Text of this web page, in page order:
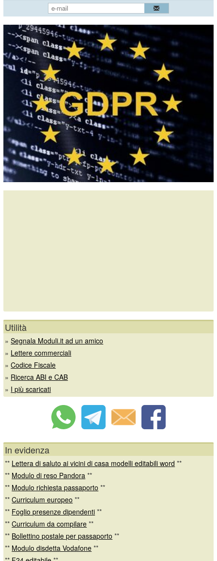
Utilità
»Segnala Moduli.it ad un amico
» Lettere commerciali
»Codice Fiscale
» Ricerca ABI e CAB
» I più scaricati
In evidenza
** Lettera di saluto ai vicini di casa modelli editabili word **
** Modulo di reso Pandora **
** Modulo richiesta passaporto **
**Curriculum europeo **
** Foglio presenze dipendenti **
**Curriculum da compilare **
** Bollettino postale per passaporto **
** Modulo disdetta Vodafone **